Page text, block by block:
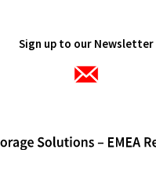
Sign up to our Newsletter